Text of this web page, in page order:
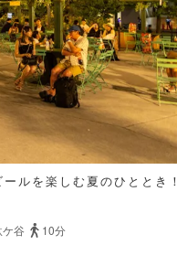
ルを楽しむ夏のひととき！
谷
10分